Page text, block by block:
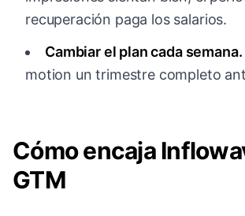
recuperación paga los salarios.
Cambiar el plan cada semana.
motion un trimestre completo
Cómo encaja
GTM